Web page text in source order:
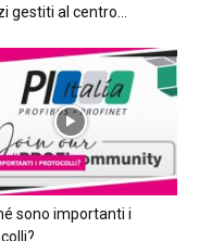
gestiti al centro...
sono importanti i